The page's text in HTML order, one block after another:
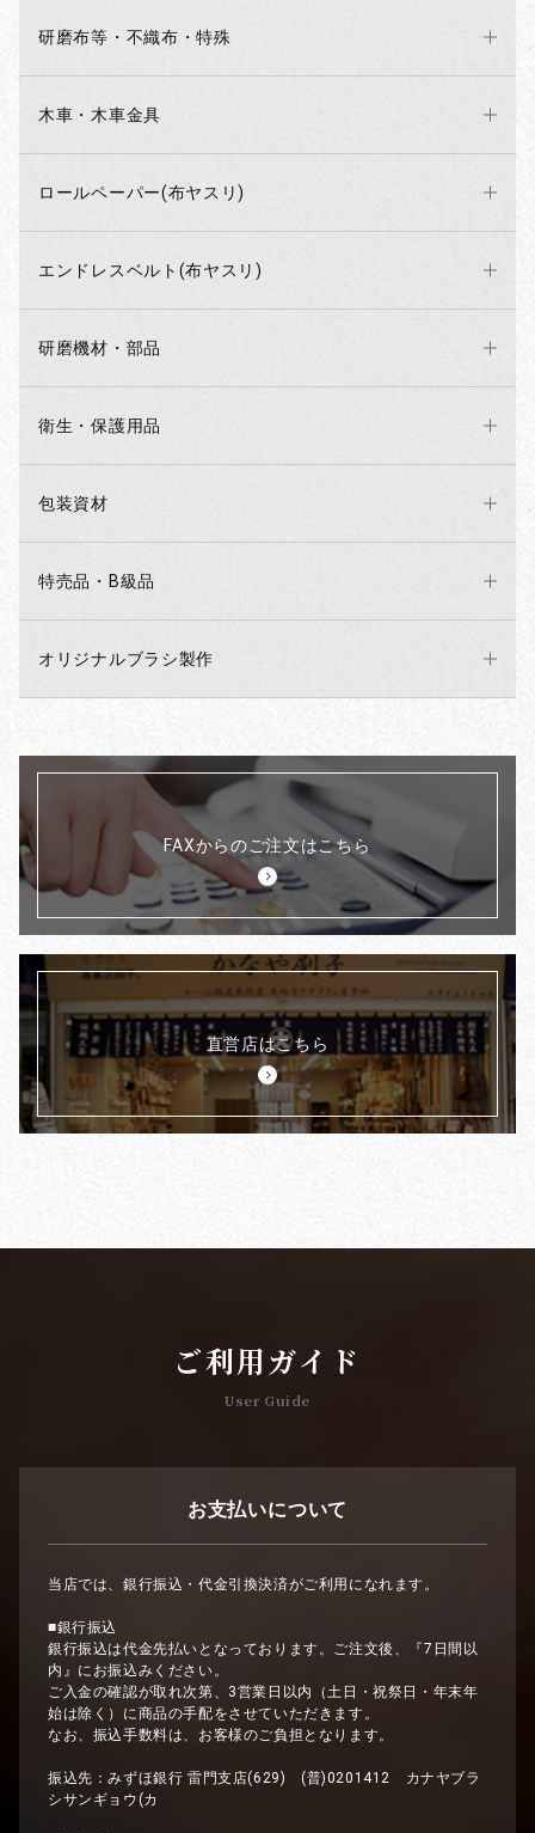
研磨布等・不織布・特殊
木車・木車金具
ロールペーパー(布ヤスリ)
エンドレスベルト(布ヤスリ)
研磨機材・部品
衛生・保護用品
包装資材
特売品・B級品
オリジナルブラシ製作
FAXからのご注文はこちら
直営店はこちら
ご利用ガイド
User Guide
お支払いについて
当店では、銀行振込・代金引換決済がご利用になれます。
■銀行振込
銀行振込は代金先払いとなっております。ご注文後、『7日間以
内』にお振込みください。
ご入金の確認が取れ次第、3営業日以内（土日・祝祭日・年末年
始は除く）に商品の手配をさせていただきます。
なお、振込手数料は、お客様のご負担となります。
振込先：みずほ銀行 雷門支店(629) (普)0201412 カナヤブラ
シサンギョウ(カ